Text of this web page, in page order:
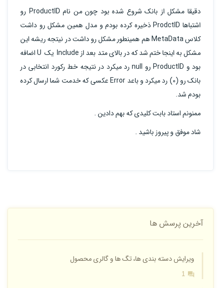
دقیقا مشکل از بانک شروع شده بود چون من نام ProductID رو
اشتباها ProdctID ذخیره کرده بودم و مدل همین مشکل رو داشت
کلاس MetaData هم همینطور مشکل رو داشت در نیتجه ریشه این
مشکل به اینجا ختم شد که در بالای متد بعد از Include یک U اضافه
بود و ProductID رو null رد میکرد در نتیجه خط رکورد انتخابی در
بانک رو (0) رد میکرد و باعد Error عکسی که خدمت شما ارسال کرده
بودم شد.
ممنونم استاد بابت کلیدی که بهم دادین .
شاد موفق و پیروز باشید .
آخرین پرسش ها
ویرایش دسته بندی ها، تگ ها و گالری محصول
1